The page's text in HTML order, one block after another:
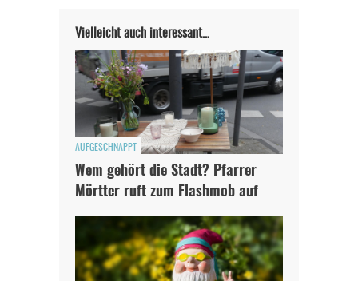
Vielleicht auch interessant…
AUFGESCHNAPPT
Wem gehört die Stadt? Pfarrer
Mörtter ruft zum Flashmob auf